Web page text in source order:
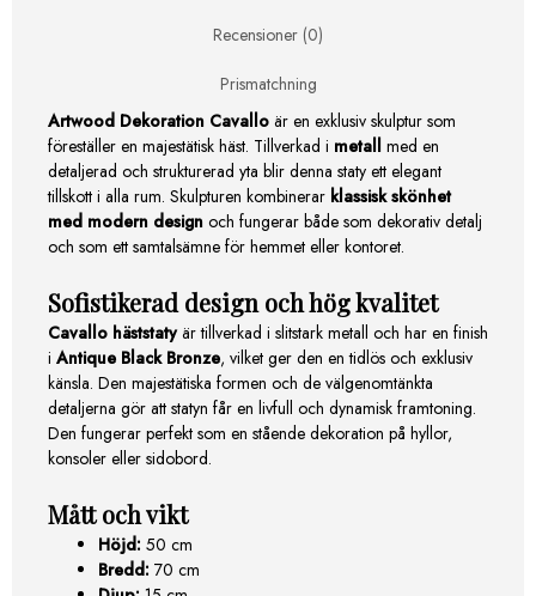
Recensioner (0)
Prismatchning
Artwood Dekoration Cavallo är en exklusiv skulptur som
föreställer en majestätisk häst. Tillverkad i metall med en
detaljerad och strukturerad yta blir denna staty ett elegant
tillskott i alla rum. Skulpturen kombinerar klassisk skönhet
med modern design och fungerar både som dekorativ detalj
och som ett samtalsämne för hemmet eller kontoret.
Sofistikerad design och hög kvalitet
Cavallo häststatyär tillverkad i slitstark metall och har en finish
i Antique Black Bronze, vilket ger den en tidlös och exklusiv
känsla. Den majestätiska formen och de välgenomtänkta
detaljerna gör att statyn får en livfull och dynamisk framtoning.
Den fungerar perfekt som en stående dekoration på hyllor,
konsoler eller sidobord.
Mått och vikt
Höjd: 50 cm
Bredd: 70 cm